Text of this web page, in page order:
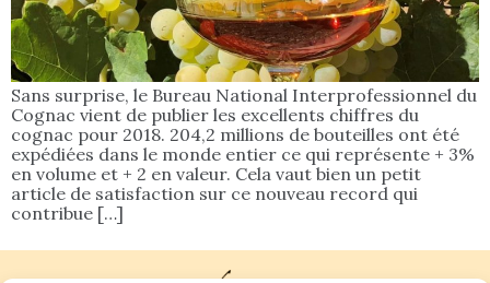
Sans surprise, le Bureau National Interprofessionnel du
Cognac vient de publier les excellents chiffres du
cognac pour 2018. 204,2 millions de bouteilles ont été
expédiées dans le monde entier ce qui représente + 3%
en volume et + 2 en valeur. Cela vaut bien un petit
article de satisfaction sur ce nouveau record qui
contribue […]